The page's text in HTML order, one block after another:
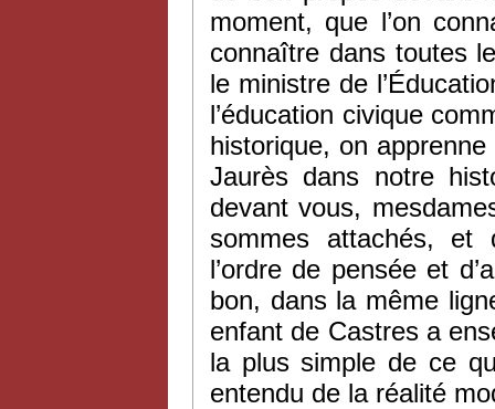
moment, que l’on
connaître dans toutes
le ministre de
l’éducation civique
historique, on
Jaurès dans notre
devant vous,
sommes attachés, et
l’ordre de pensée et
bon, dans la même
enfant de Castres a
la plus simple de ce
entendu de la réalité